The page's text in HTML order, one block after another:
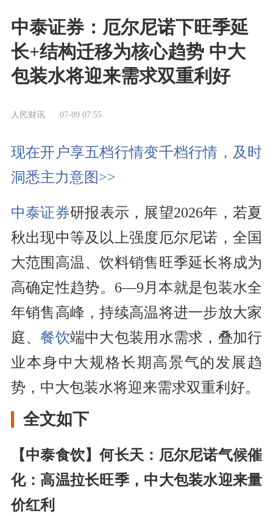
中泰证券：厄尔尼诺下旺季延
长+结构迁移为核心趋势 中大
包装水将迎来需求双重利好
人民财讯 07-09 07:55
现在开户享五档行情变千档行情，及时
洞悉主力意图>>
中泰证券研报表示，展望2026年，若夏
秋出现中等及以上强度厄尔尼诺，全国
大范围高温、饮料销售旺季延长将成为
高确定性趋势。6—9月本就是包装水全
年销售高峰，持续高温将进一步放大家
庭、餐饮端中大包装用水需求，叠加行
业本身中大规格长期高景气的发展趋
势，中大包装水将迎来需求双重利好。
全文如下
【中泰食饮】何长天：厄尔尼诺气候催
化：高温拉长旺季，中大包装水迎来量
价红利